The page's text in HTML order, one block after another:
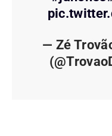
— Zé